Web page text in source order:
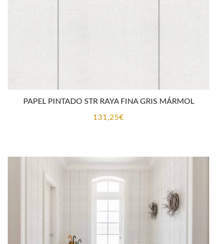
PAPEL PINTADO STR RAYA FINA GRIS MÁRMOL
131,25€